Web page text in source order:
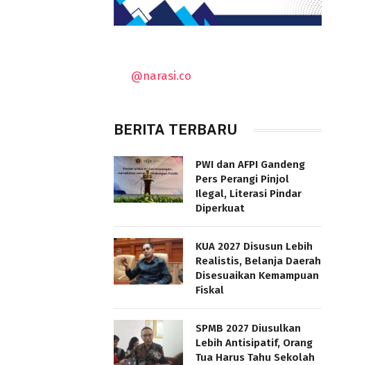
@narasi.co
BERITA TERBARU
PWI dan AFPI Gandeng
Pers Perangi Pinjol
Ilegal, Literasi Pindar
Diperkuat
KUA 2027 Disusun Lebih
Realistis, Belanja Daerah
Disesuaikan Kemampuan
Fiskal
SPMB 2027 Diusulkan
Lebih Antisipatif, Orang
Tua Harus Tahu Sekolah